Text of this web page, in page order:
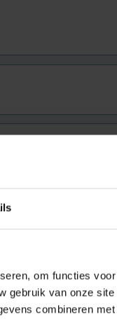
om functies
gebruik van onze
combineren
opleidingen